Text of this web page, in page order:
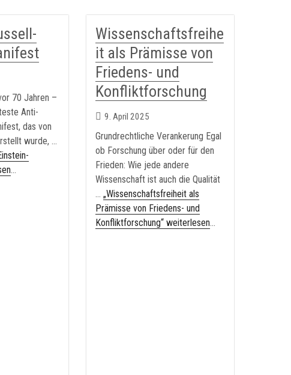
70 Jahren –
Anti-
das von
wurde, …
...
Wissenschaftsfreihe
it als Prämisse von
Friedens- und
Konfliktforschung
9. April 2025
Grundrechtliche Verankerung Egal
ob Forschung über oder für den
Frieden: Wie jede andere
Wissenschaft ist auch die Qualität
… „Wissenschaftsfreiheit als
Prämisse von Friedens- und
Konfliktforschung“ weiterlesen...